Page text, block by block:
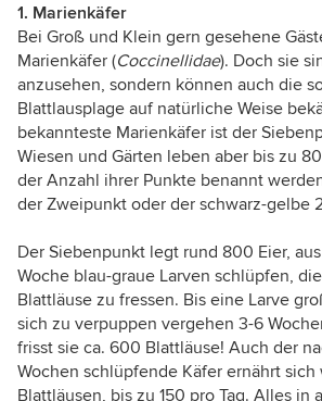
1. Marienkäfer
Bei Groß und Klein gern gesehene
Marienkäfer (Coccinellidae). Doch sie
anzusehen, sondern können auch die
Blattlausplage auf natürliche Weise
bekannteste Marienkäfer ist der
Wiesen und Gärten leben aber bis zu
der Anzahl ihrer Punkte benannt
der Zweipunkt oder der schwarz-gelbe
Der Siebenpunkt legt rund 800 Eier,
Woche blau-graue Larven schlüpfen,
Blattläuse zu fressen. Bis eine Larve
sich zu verpuppen vergehen 3-6
frisst sie ca. 600 Blattläuse! Auch der
Wochen schlüpfende Käfer ernährt
Blattläusen, bis zu 150 pro Tag. Alles in